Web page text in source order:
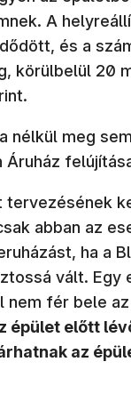
A
és a
, körülbelül 20
nélkül meg
Áruház
tervezésének
abban az
ha a
vált. Egy
fér bele
épület előtt
az